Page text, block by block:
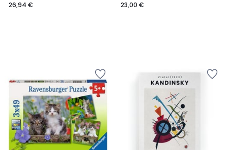
26,94 €
23,00 €